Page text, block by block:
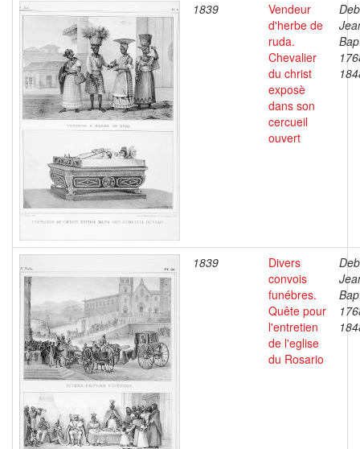
1839
Vendeur
d'herbe de
ruda.
Chevalier
du christ
exposè
dans son
cercueil
ouvert
1839
Divers
convois
funébres.
Quête pour
l'entretien
de l'eglise
du Rosario